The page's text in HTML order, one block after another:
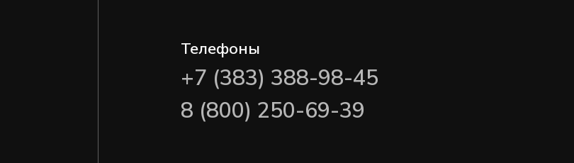
Телефоны
+7 (383) 388-98-45
8 (800) 250-69-39